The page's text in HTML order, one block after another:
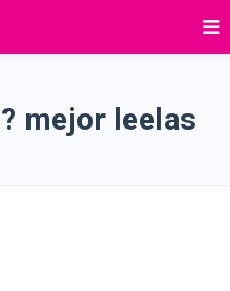
mejor leelas